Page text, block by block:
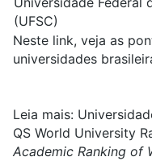
(UFSC)
Neste link, veja as
universidades
Leia mais:
QS World University
Academic Ranking of